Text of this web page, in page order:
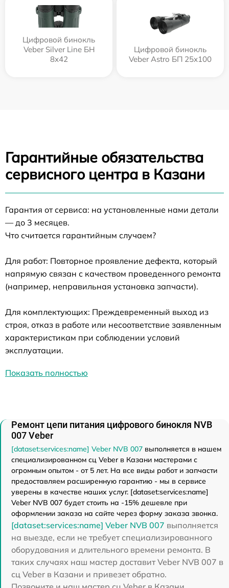
Цифровой бинокль
Veber Silver Line БН
8x42
Цифровой бинокль
Veber Astro БП 25x100
Гарантийные обязательства
сервисного центра в Казани
Гарантия от сервиса: на установленные нами детали
— до 3 месяцев.
Что считается гарантийным случаем?
Для работ: Повторное проявление дефекта, который
напрямую связан с качеством проведенного ремонта
(например, неправильная установка запчасти).
Для комплектующих: Преждевременный выход из
строя, отказ в работе или несоответствие заявленным
характеристикам при соблюдении условий
эксплуатации.
Показать полностью
Ремонт цепи питания цифрового бинокля NVB
007 Veber
[dataset:services:name] Veber NVB 007 выполняется в нашем
специализированном сц Veber в Казани мастерами с
огромным опытом - от 5 лет. На все виды работ и запчасти
предоставляем расширенную гарантию - мы в сервисе
уверены в качестве наших услуг. [dataset:services:name]
Veber NVB 007 будет стоить на -15% дешевле при
оформлении заказа на сайте через форму заказа звонка.
[dataset:services:name] Veber NVB 007 выполняется
на выезде, если не требует специализированного
оборудования и длительного времени ремонта. В
таких случаях наш мастер доставит Veber NVB 007 в
сц Veber в Казани и привезет обратно.